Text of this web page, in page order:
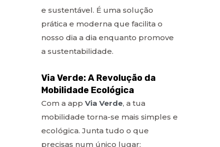
e sustentável. É uma solução
prática e moderna que facilita o
nosso dia a dia enquanto promove
a sustentabilidade.
Via Verde: A Revolução da
Mobilidade Ecológica
Com a app Via Verde, a tua
mobilidade torna-se mais simples e
ecológica. Junta tudo o que
precisas num único lugar: